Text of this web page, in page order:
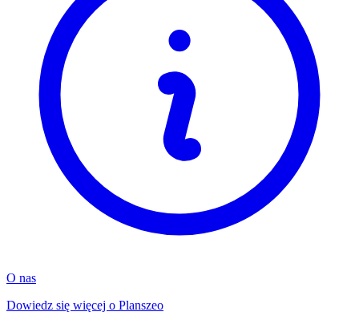
O nas
Dowiedz się więcej o Planszeo